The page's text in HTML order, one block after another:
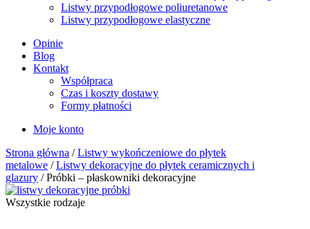
Listwy przypodłogowe poliuretanowe
Listwy przypodłogowe elastyczne
Opinie
Blog
Kontakt
Współpraca
Czas i koszty dostawy
Formy płatności
Moje konto
Strona główna /Listwy wykończeniowe do płytek
metalowe /Listwy dekoracyjne do płytek ceramicznych i
glazury / Próbki – płaskowniki dekoracyjne
Wszystkie rodzaje